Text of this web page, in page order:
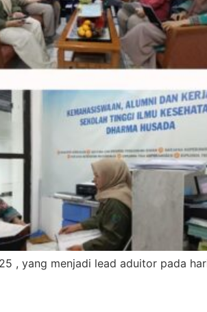
, yang menjadi lead aduitor pada